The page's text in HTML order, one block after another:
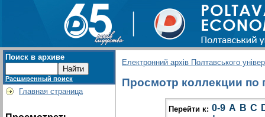
Поиск в архиве
Расширенный поиск
Главная страница
Електронний архів Полтавського
Просмотр коллекции по
Перейти к: 0-9 A B C